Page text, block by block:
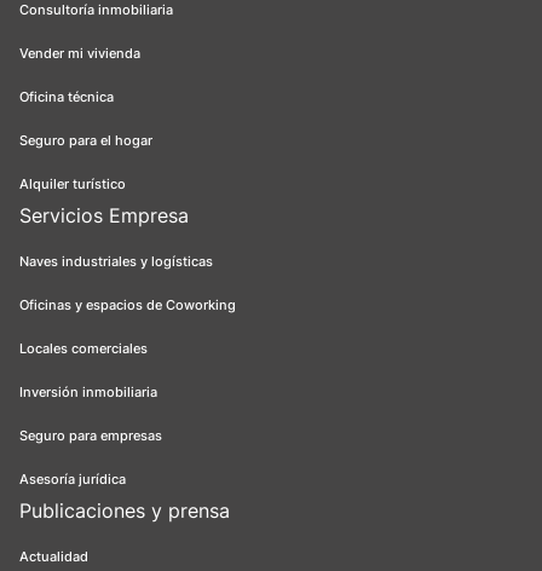
Consultoría inmobiliaria
Vender mi vivienda
Oficina técnica
Seguro para el hogar
Alquiler turístico
Servicios Empresa
Naves industriales y logísticas
Oficinas y espacios de Coworking
Locales comerciales
Inversión inmobiliaria
Seguro para empresas
Asesoría jurídica
Publicaciones y prensa
Actualidad